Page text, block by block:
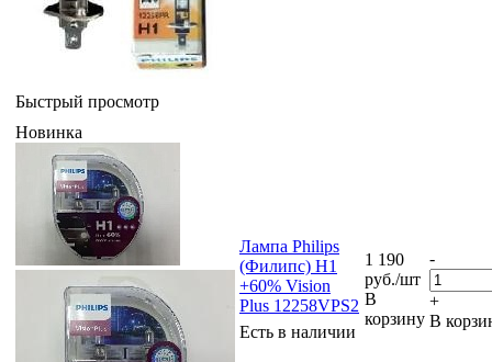
Быстрый просмотр
Новинка
Лампа Philips
(Филипс) H1
+60% Vision
Plus 12258VPS2
Есть в наличии
1 190
руб./шт
В
корзину
-
+
В